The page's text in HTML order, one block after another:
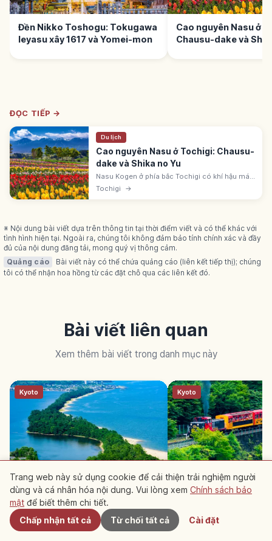
Đền Nikko Toshogu: Tokugawa
Ieyasu xây 1617 và Yomei-mon
Cao nguyên Nasu ở
Chausu-dake và
ĐỌC TIẾP →
Du lịch
Cao nguyên Nasu ở Tochigi: Chausu-
dake và Shika no Yu
Nasu Kogen ở phía bắc Tochigi có khí hậu mát
mẻ và đỉnh Chausu-dake. Nasu Onsenkyo có
suối lưu huỳnh, carbonat và kiềm. Shika no Yu
Tochigi →
※ Nội dung bài viết dựa trên thông tin tại thời điểm viết và có thể khác với
tình hình hiện tại. Ngoài ra, chúng tôi không đảm bảo tính chính xác và đầy
đủ của nội dung đăng tải, mong quý vị thông cảm.
Quảng cáo
Bài viết này có thể chứa quảng cáo (liên kết tiếp thị); chúng
tôi có thể nhận hoa hồng từ các đặt chỗ qua các liên kết đó.
Bài viết liên quan
Xem thêm bài viết trong danh mục này
Kyoto
Amanohashidate ở Kyoto: dải
cồn 3,6km, một trong ba cảnh
Nhật
Kyoto
Sagano Torokko ở
7,3km hẻm núi Hozu-
Gần đây
Trang web này sử dụng cookie để cải thiện trải nghiệm người
dùng và cá nhân hóa nội dung. Vui lòng xem Chính sách bảo
mật để biết thêm chi tiết.
Chấp nhận tất cả
Từ chối tất cả Cài đặt